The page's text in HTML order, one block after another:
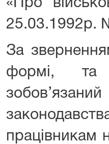
«Про
25.03.1992р.
За
формі, та
працівникам